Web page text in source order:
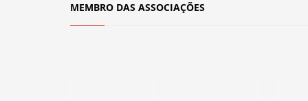
MEMBRO DAS ASSOCIAÇÕES